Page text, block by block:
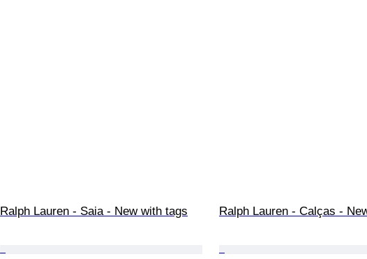
Ralph Lauren - Saia - New with tags Ralph Lauren - Calças -